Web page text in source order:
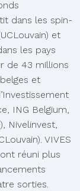
dans les spin-
et
les pays
de 43 millions
et
ING Belgium,
Nivelinvest,
VIVES
réuni plus
sorties.